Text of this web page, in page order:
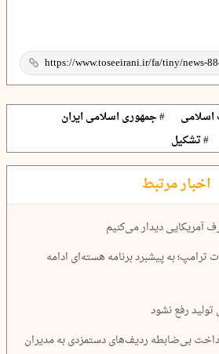
اسلامی
# جمهوری اسلامی ایران
# تشکیل
اخبار مرتبط
آمریکایی دیدار می‌کنیم
ترامپ؛ به پیشبرد برنامه هسته‌ای ادامه
رفع نشود
بی‌ضابطه ردیف‌های دستمزدی به مدیران